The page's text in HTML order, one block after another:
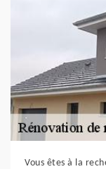
Vous êtes à la